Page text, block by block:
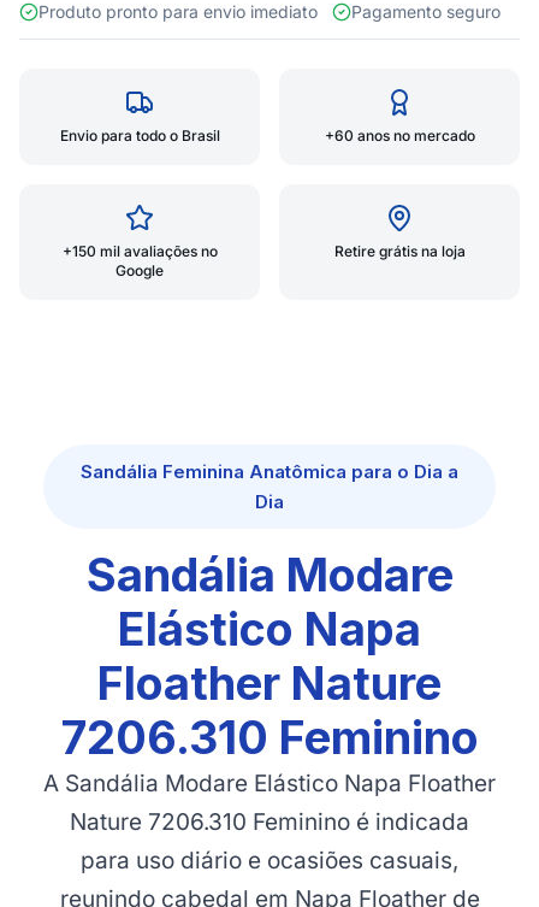
Produto pronto para envio imediato
Pagamento seguro
Envio para todo o Brasil +60 anos no mercado
+150 mil avaliações no
Google
Retire grátis na loja
Sandália Feminina Anatômica para o Dia a
Dia
Sandália Modare
Elástico Napa
Floather Nature
7206.310 Feminino
A Sandália Modare Elástico Napa Floather
Nature 7206.310 Feminino é indicada
para uso diário e ocasiões casuais,
reunindo cabedal em Napa Floather de